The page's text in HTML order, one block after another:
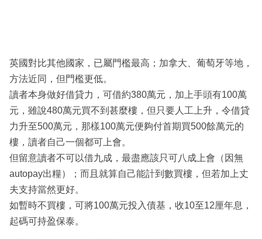
英國對比其他國家，已屬門檻最高；加拿大、葡萄牙等地，
方法近同，但門檻更低。
讀者本身做好借貸力，可借約380萬元，加上手頭有100萬
元，雖說480萬元買不到甚麼樓，但只要人工上升，令借貸
力升至500萬元，那樣100萬元便夠付首期買500餘萬元的
樓，讀者自己一個都可上會。
但留意讀者不可以借九成，最盡應該只可八成上會（因無
autopay出糧）；而且就算自己能計到數買樓，但若加上丈
夫支持當然更好。
如暫時不買樓，可將100萬元投入債基，收10至12厘年息，
起碼可持盈保泰。